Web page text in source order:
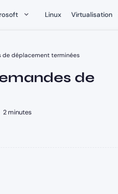
Linux Virtualisation
de déplacement terminées
de
2 minutes